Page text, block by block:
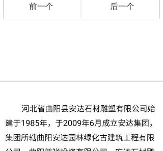
前一个 后一个